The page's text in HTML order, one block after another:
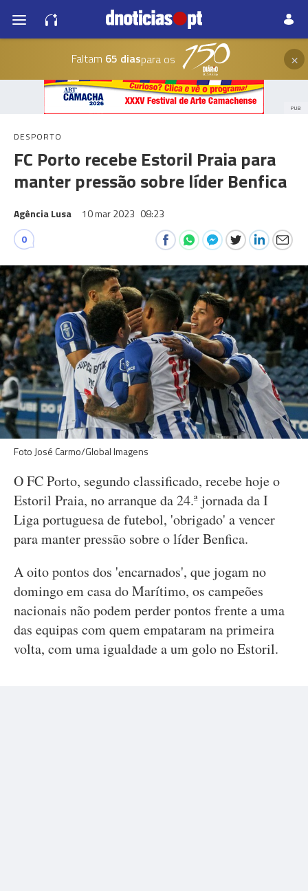
Faltam 65 diaspara os ×
PUB
DESPORTO
FC Porto recebe Estoril Praia para
manter pressão sobre líder Benfica
Agência Lusa 10 mar 2023 08:23
0
Foto José Carmo/Global Imagens
O FC Porto, segundo classificado, recebe hoje o
Estoril Praia, no arranque da 24.ª jornada da I
Liga portuguesa de futebol, 'obrigado' a vencer
para manter pressão sobre o líder Benfica.
A oito pontos dos 'encarnados', que jogam no
domingo em casa do Marítimo, os campeões
nacionais não podem perder pontos frente a uma
das equipas com quem empataram na primeira
volta, com uma igualdade a um golo no Estoril.